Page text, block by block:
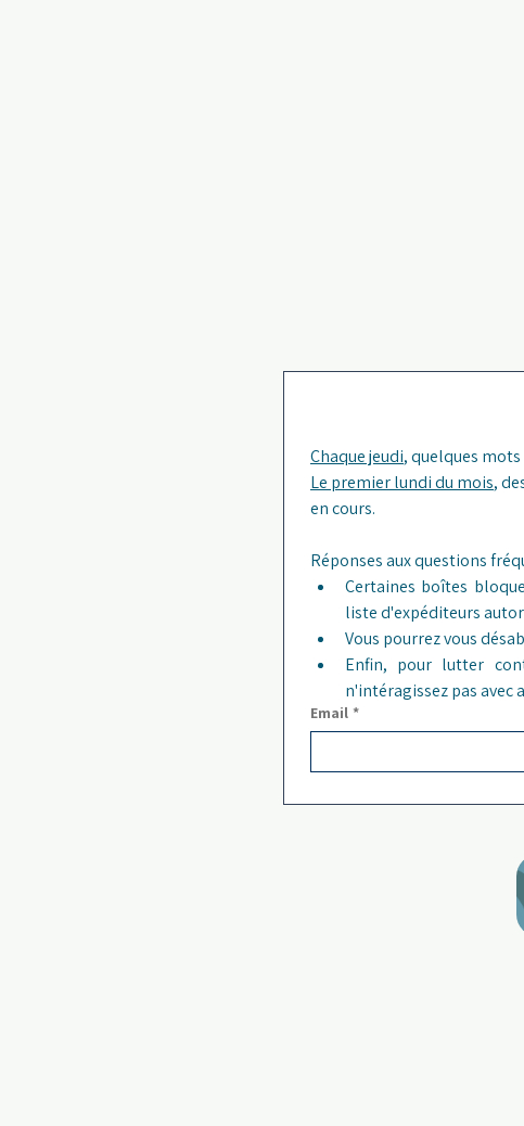
Chaque jeudi, quelques
Le premier lundi du mois,
Certaines boîtes
liste d'expéditeurs
Vous pourrez vous
Enfin, pour lutter
n'intéragissez pas avec
Email *